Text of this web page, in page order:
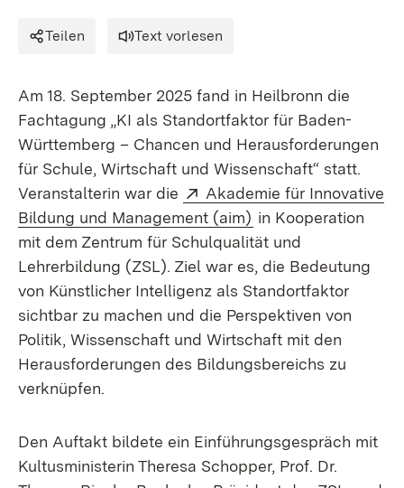
Teilen Text vorlesen
Am 18. September 2025 fand in Heilbronn die
Fachtagung „KI als Standortfaktor für Baden-
Württemberg – Chancen und Herausforderungen
für Schule, Wirtschaft und Wissenschaft“ statt.
Veranstalterin war die
Extern:
Akademie für Innovative
Bildung und Management (aim) (Öffnet in neuem
in Kooperation
mit dem Zentrum für Schulqualität und
Lehrerbildung (ZSL). Ziel war es, die Bedeutung
von Künstlicher Intelligenz als Standortfaktor
sichtbar zu machen und die Perspektiven von
Politik, Wissenschaft und Wirtschaft mit den
Herausforderungen des Bildungsbereichs zu
verknüpfen.
Den Auftakt bildete ein Einführungsgespräch mit
Kultusministerin Theresa Schopper, Prof. Dr.